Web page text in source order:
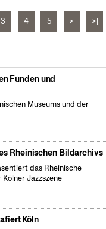
3 4 5 > >|
Funden und
Museums und der
Rheinischen Bildarchivs
das Rheinische
Jazzszene
Köln